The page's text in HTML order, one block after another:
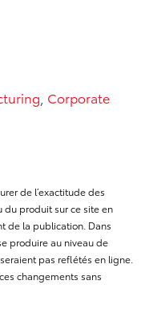
Corporate
de l’exactitude des
du produit sur ce site en
de la publication. Dans
produire au niveau de
pas reflétés en ligne.
changements sans